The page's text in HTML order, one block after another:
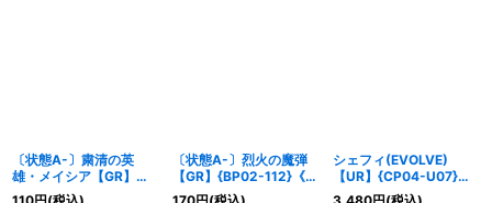
〔状態A-〕粛清の英
雄・メイシア【GR】
{BP07-108}《ニュート
〔状態A-〕烈火の魔弾
【GR】{BP02-112}《ニ
ュートラル》
シェフィ(EVOLVE)
【UR】{CP04-U07}
《ドラゴン》